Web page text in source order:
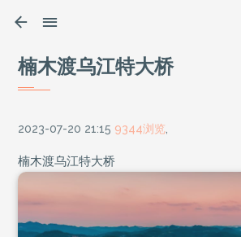
楠木渡乌江特大桥
2023-07-20 21:15 9344浏览
楠木渡乌江特大桥